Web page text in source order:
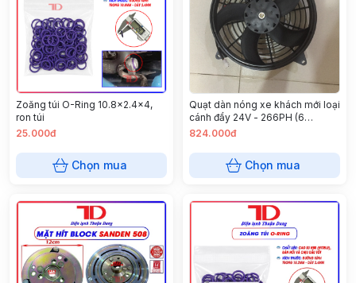
Zoăng túi O-Ring 10.8x2.4x4,
ron túi
25.000đ
Chọn mua
Quạt dàn nóng xe khách mới loại
cánh đẩy 24V - 266PH (6
cái/thùng)
824.000đ
Chọn mua